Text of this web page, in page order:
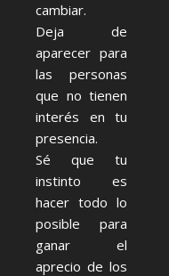
cambiar.
Deja de
aparecer para
las personas
que no tienen
interés en tu
presencia.
Sé que tu
instinto es
hacer todo lo
posible para
ganar el
aprecio de los